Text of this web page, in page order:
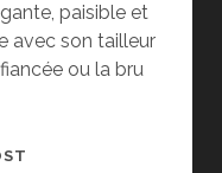
paisible et
avec son tailleur
ou la bru